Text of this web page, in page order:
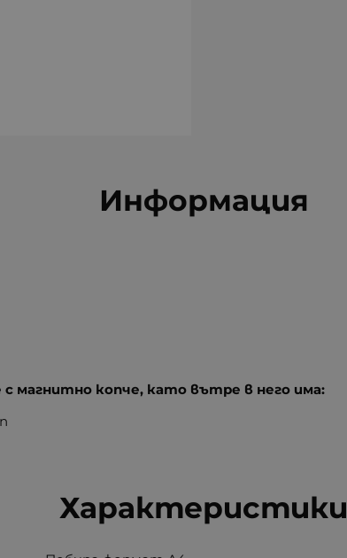
Информация
магнитно копче, като вътре в него има:
Характеристики